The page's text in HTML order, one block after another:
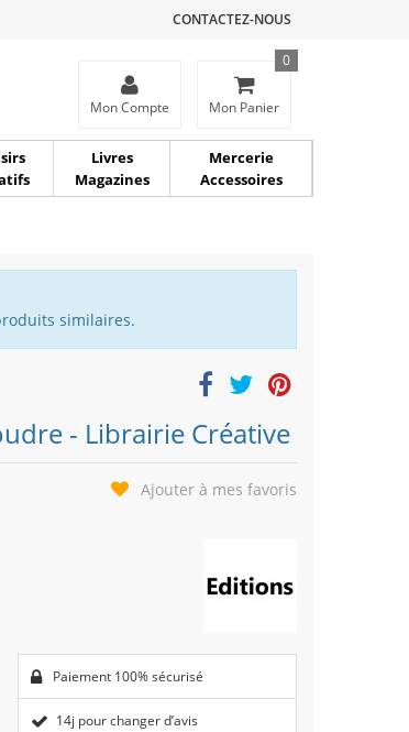
CONTACTEZ-NOUS
Mon Compte Mon Panier
0
Livres
Magazines
Mercerie
Accessoires
similaires.
- Librairie Créative
Ajouter à mes favoris
Paiement 100% sécurisé
14j pour changer d’avis